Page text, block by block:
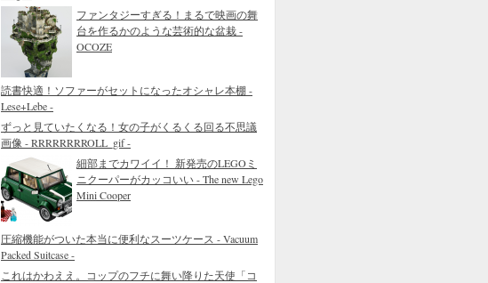
ファンタジーすぎる！まるで映画の舞
台を作るかのような芸術的な盆栽 -
OCOZE
読書快適！ソファーがセットになったオシャレ本棚 -
Lese+Lebe -
ずっと見ていたくなる！女の子がくるくる回る不思議
画像 - RRRRRRRROLL_gif -
細部までカワイイ！ 新発売のLEGOミ
ニクーパーがカッコいい - The new Lego
Mini Cooper
圧縮機能がついた本当に便利なスーツケース - Vacuum
Packed Suitcase -
これはかわええ。コップのフチに舞い降りた天使「コ